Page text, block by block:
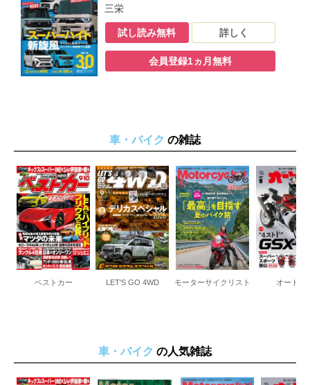
三栄
試し読み無料 詳しく
会員登録1ヵ月無料
車・バイク の雑誌
ベストカー LET'S GO 4WD モーターサイクリスト オートバ
車・バイク の人気雑誌